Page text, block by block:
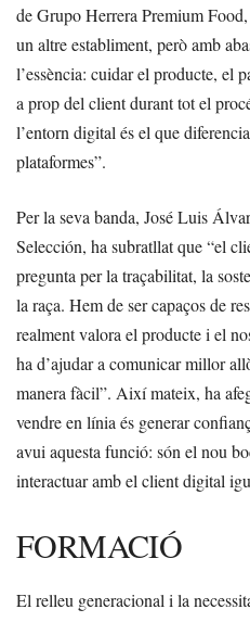
de Grupo Herrera Premium
un altre establiment, però amb
l’essència: cuidar el producte, el
a prop del client durant tot el
l’entorn digital és el que
plataformes”.
Per la seva banda, José Luis
Selección, ha subratllat que “el
pregunta per la traçabilitat, la
la raça. Hem de ser capaços de
realment valora el producte i el
ha d’ajudar a comunicar millor
manera fàcil”. Així mateix, ha
vendre en línia és generar
avui aquesta funció: són el nou
interactuar amb el client digital
FORMACIÓ
El relleu generacional i la